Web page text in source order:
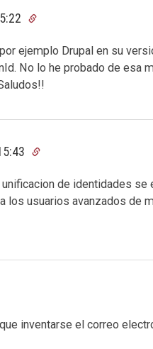
ejemplo Drupal en su
No lo he probado de esa
de identidades
los usuarios avanzados de
inventarse el correo